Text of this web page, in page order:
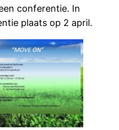
conferentie. In
plaats op 2 april.